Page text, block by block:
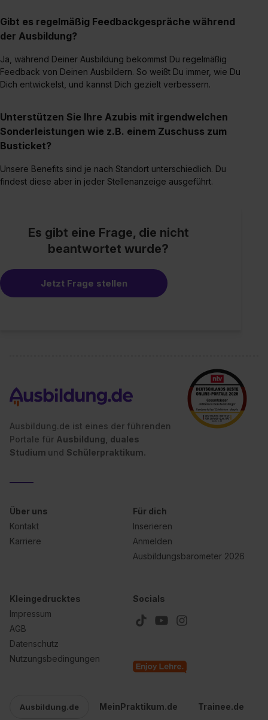
Gibt es regelmäßig Feedbackgespräche während
der Ausbildung?
Ja, während Deiner Ausbildung bekommst Du regelmäßig
Feedback von Deinen Ausbildern. So weißt Du immer, wie Du
Dich entwickelst, und kannst Dich gezielt verbessern.
Unterstützen Sie Ihre Azubis mit irgendwelchen
Sonderleistungen wie z.B. einem Zuschuss zum
Busticket?
Unsere Benefits sind je nach Standort unterschiedlich. Du
findest diese aber in jeder Stellenanzeige ausgeführt.
Es gibt eine Frage, die nicht
beantwortet wurde?
Jetzt Frage stellen
Ausbildung.de ist eines der führenden
Portale für Ausbildung, duales
Studium und Schülerpraktikum.
Über uns
Kontakt
Karriere
Für dich
Inserieren
Anmelden
Ausbildungsbarometer 2026
Kleingedrucktes
Impressum
AGB
Datenschutz
Nutzungsbedingungen
Socials
Ausbildung.de MeinPraktikum.de Trainee.de